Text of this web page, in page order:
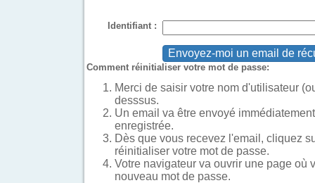
Identifiant :
Comment réinitialiser votre mot de passe:
Merci de saisir votre nom d'utilisateur
desssus.
Un email va être envoyé
enregistrée.
Dès que vous recevez l'email, cliquez
réinitialiser votre mot de passe.
Votre navigateur va ouvrir une page où
nouveau mot de passe.